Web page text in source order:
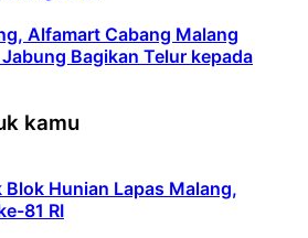
Alfamart Cabang Malang
Bagikan Telur kepada
kamu
Blok Hunian Lapas Malang,
81 RI